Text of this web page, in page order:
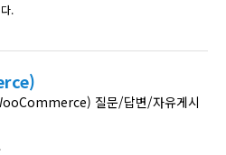
.
질문/답변/자유게시